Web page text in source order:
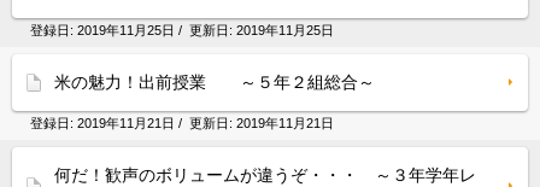
登録日: 2019年11月25日 / 更新日: 2019年11月25日
米の魅力！出前授業 ～５年２組総合～
登録日: 2019年11月21日 / 更新日: 2019年11月21日
何だ！歓声のボリュームが違うぞ・・・ ～３年学年レ